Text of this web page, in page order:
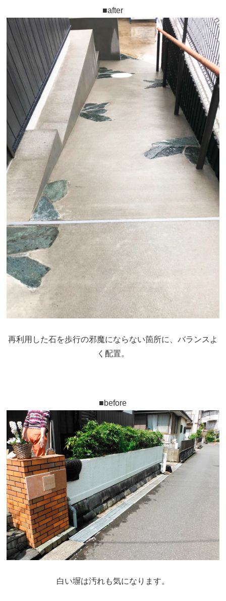
■after
再利用した石を歩行の邪魔にならない箇所に、バランスよ
く配置。
■before
白い塀は汚れも気になります。